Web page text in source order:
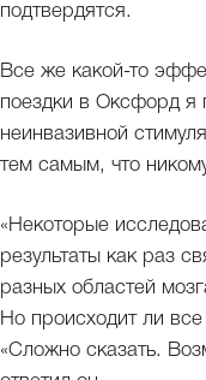
подтвердятся.
Все же какой-то
поездки в Оксфорд я
неинвазивной
тем самым, что
«Некоторые
результаты как раз
разных областей
Но происходит ли
«Сложно сказать.